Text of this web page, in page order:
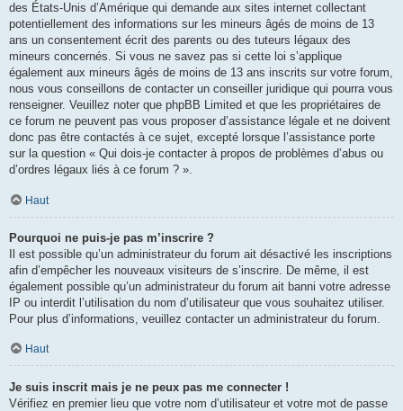
des États-Unis d’Amérique qui demande aux sites internet collectant
potentiellement des informations sur les mineurs âgés de moins de 13
ans un consentement écrit des parents ou des tuteurs légaux des
mineurs concernés. Si vous ne savez pas si cette loi s’applique
également aux mineurs âgés de moins de 13 ans inscrits sur votre forum,
nous vous conseillons de contacter un conseiller juridique qui pourra vous
renseigner. Veuillez noter que phpBB Limited et que les propriétaires de
ce forum ne peuvent pas vous proposer d’assistance légale et ne doivent
donc pas être contactés à ce sujet, excepté lorsque l’assistance porte
sur la question « Qui dois-je contacter à propos de problèmes d’abus ou
d’ordres légaux liés à ce forum ? ».
Haut
Pourquoi ne puis-je pas m’inscrire ?
Il est possible qu’un administrateur du forum ait désactivé les inscriptions
afin d’empêcher les nouveaux visiteurs de s’inscrire. De même, il est
également possible qu’un administrateur du forum ait banni votre adresse
IP ou interdit l’utilisation du nom d’utilisateur que vous souhaitez utiliser.
Pour plus d’informations, veuillez contacter un administrateur du forum.
Haut
Je suis inscrit mais je ne peux pas me connecter !
Vérifiez en premier lieu que votre nom d’utilisateur et votre mot de passe